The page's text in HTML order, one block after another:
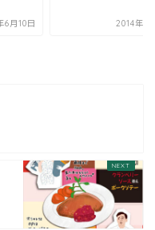
6月10日 2014年4